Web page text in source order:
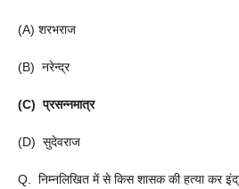
(A) शरभराज
(B) नरेन्द्र
(C) प्रसन्नमात्र
(D) सुदेवराज
Q. निम्नलिखित में से किस शासक की हत्या कर